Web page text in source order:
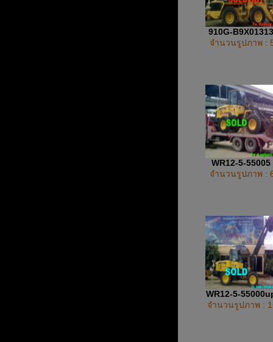
910G-
จำนวนรูปภาพ :
WR12-5-55005
จำนวนรูปภาพ :
WR12-5-
จำนวนรูปภาพ :